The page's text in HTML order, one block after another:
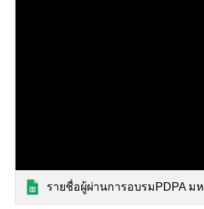
รายชื่อผู้ผ่านการอบรมPDPA มหาวิทยาลัยราชภัฎสวนสุนันทาสู่มห